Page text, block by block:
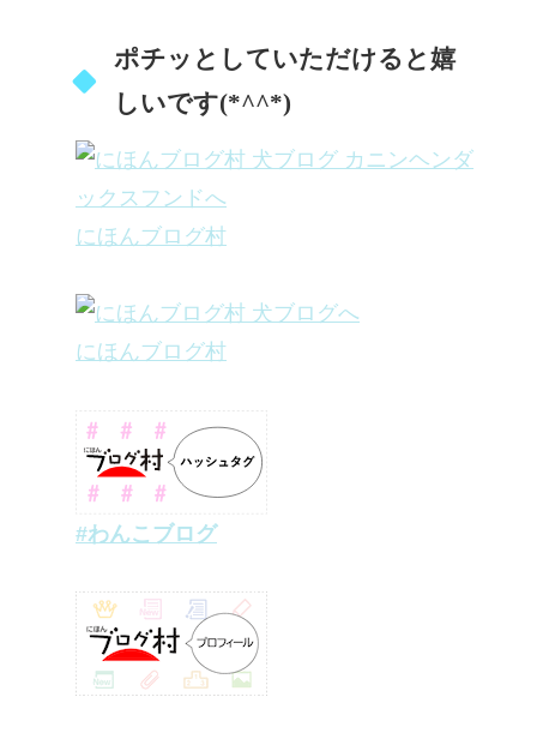
ポチッとしていただけると嬉
しいです(*^^*)
にほんブログ村
にほんブログ村
#わんこブログ